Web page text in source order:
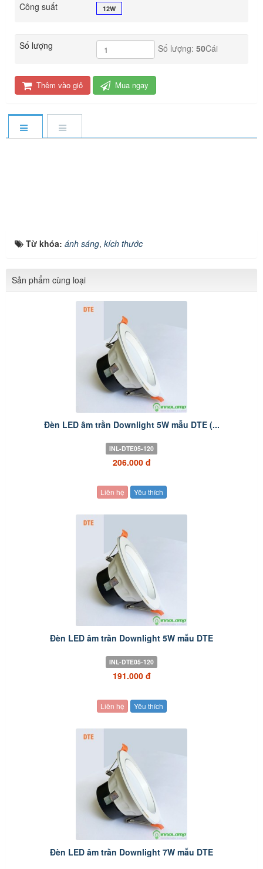
Công suất 12W
Số lượng Số lượng: 50Cái
Thêm vào giỏ Mua ngay
Từ khóa: ánh sáng, kích thước
Sản phẩm cùng loại
Đèn LED âm trần Downlight 5W mẫu DTE (...
INL-DTE05-120
206.000 đ
Liên hệ Yêu thích
Đèn LED âm trần Downlight 5W mẫu DTE
INL-DTE05-120
191.000 đ
Liên hệ Yêu thích
Đèn LED âm trần Downlight 7W mẫu DTE